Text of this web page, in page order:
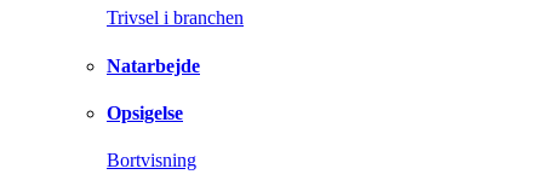
Trivsel i branchen
Natarbejde
Opsigelse
Bortvisning